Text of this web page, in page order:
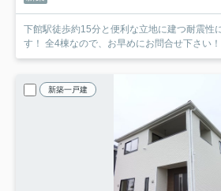
下館駅徒歩約15分と便利な立地に建つ耐震性
す！ 全4棟なので、お早めにお問合せ下さい
新築一戸建